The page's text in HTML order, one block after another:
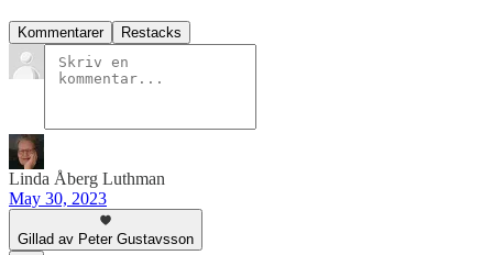
Kommentarer Restacks
Linda Åberg Luthman
May 30, 2023
Gillad av Peter Gustavsson